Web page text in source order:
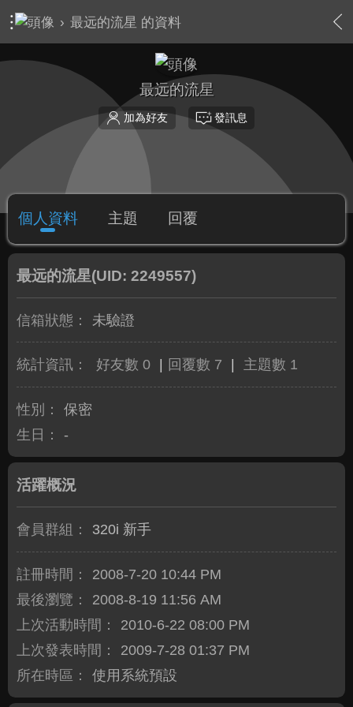
› 最远的流星 的資料
最远的流星
加為好友 發訊息
個人資料 主題 回覆
最远的流星(UID: 2249557)
信箱狀態： 未驗證
統計資訊： 好友數 0 回覆數 7 主題數 1
性別：
保密
生日：
-
活躍概況
會員群組： 320i 新手
註冊時間：
2008-7-20 10:44 PM
最後瀏覽：
2008-8-19 11:56 AM
上次活動時間：
2010-6-22 08:00 PM
上次發表時間：
2009-7-28 01:37 PM
所在時區：
使用系統預設